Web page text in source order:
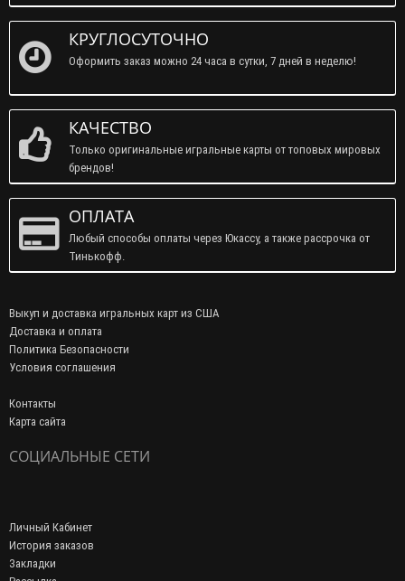
КРУГЛОСУТОЧНО
Оформить заказ можно 24 часа в сутки, 7 дней в неделю!
КАЧЕСТВО
Только оригинальные игральные карты от топовых мировых
брендов!
ОПЛАТА
Любый способы оплаты через Юкассу, а также рассрочка от
Тинькофф.
Выкуп и доставка игральных карт из США
Доставка и оплата
Политика Безопасности
Условия соглашения
Контакты
Карта сайта
СОЦИАЛЬНЫЕ СЕТИ
Личный Кабинет
История заказов
Закладки